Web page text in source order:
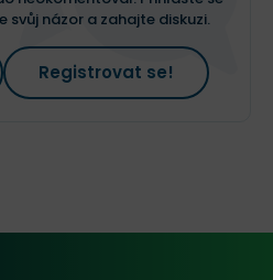
názor a zahajte diskuzi.
Registrovat se!